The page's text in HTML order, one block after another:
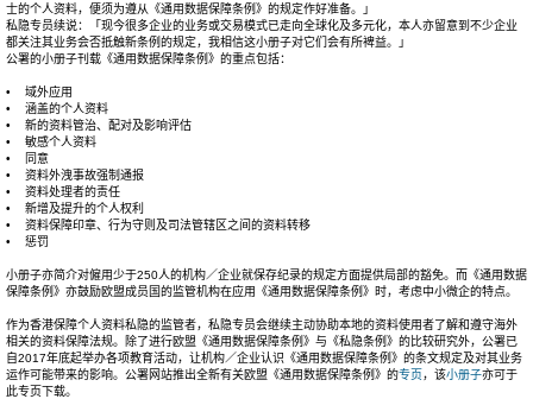
士的个人资料，便须为遵从《通用数据保障条例》的规定作好准备。」
私隐专员续说：「现今很多企业的业务或交易模式已走向全球化及多元化，本人亦留意到不少企业
都关注其业务会否抵触新条例的规定，我相信这小册子对它们会有所裨益。」
公署的小册子刊载《通用数据保障条例》的重点包括：
• 域外应用
• 涵盖的个人资料
• 新的资料管治、配对及影响评估
• 敏感个人资料
• 同意
• 资料外洩事故强制通报
• 资料处理者的责任
• 新增及提升的个人权利
• 资料保障印章、行为守则及司法管辖区之间的资料转移
• 惩罚
小册子亦简介对僱用少于250人的机构／企业就保存纪录的规定方面提供局部的豁免。而《通用数据
保障条例》亦鼓励欧盟成员国的监管机构在应用《通用数据保障条例》时，考虑中小微企的特点。
作为香港保障个人资料私隐的监管者，私隐专员会继续主动协助本地的资料使用者了解和遵守海外
相关的资料保障法规。除了进行欧盟《通用数据保障条例》与《私隐条例》的比较研究外，公署已
自2017年底起举办各项教育活动，让机构／企业认识《通用数据保障条例》的条文规定及对其业务
运作可能带来的影响。公署网站推出全新有关欧盟《通用数据保障条例》的专页，该小册子亦可于
此专页下载。